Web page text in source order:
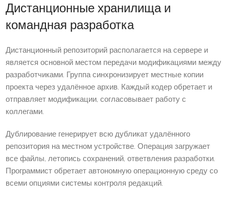
Дистанционные хранилища и
командная разработка
Дистанционный репозиторий располагается на сервере и
является основной местом передачи модификациями между
разработчиками. Группа синхронизирует местные копии
проекта через удалённое архив. Каждый кодер обретает и
отправляет модификации, согласовывает работу с
коллегами.
Дублирование генерирует всю дубликат удалённого
репозитория на местном устройстве. Операция загружает
все файлы, летопись сохранений, ответвления разработки.
Программист обретает автономную операционную среду со
всеми опциями системы контроля редакций.